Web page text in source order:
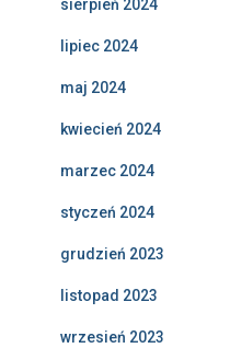
sierpień 2024
lipiec 2024
maj 2024
kwiecień 2024
marzec 2024
styczeń 2024
grudzień 2023
listopad 2023
wrzesień 2023